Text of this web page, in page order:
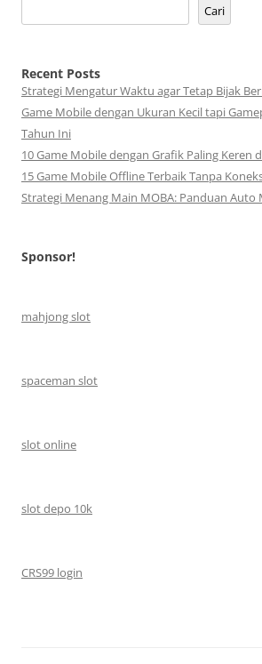
Cari
Recent Posts
Strategi Mengatur Waktu agar Tetap Bijak
Game Mobile dengan Ukuran Kecil tapi
Tahun Ini
10 Game Mobile dengan Grafik Paling Keren
15 Game Mobile Offline Terbaik Tanpa
Strategi Menang Main MOBA: Panduan Auto
Sponsor!
mahjong slot
spaceman slot
slot online
slot depo 10k
CRS99 login